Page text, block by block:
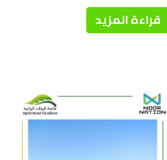
قراءة المزيد